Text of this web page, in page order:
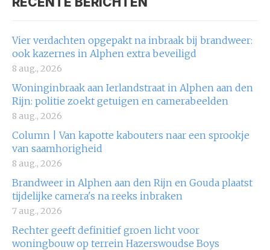
Vier verdachten opgepakt na inbraak bij brandweer:
ook kazernes in Alphen extra beveiligd
8 aug., 2026
Woninginbraak aan Ierlandstraat in Alphen aan den
Rijn: politie zoekt getuigen en camerabeelden
8 aug., 2026
Column | Van kapotte kabouters naar een sprookje
van saamhorigheid
8 aug., 2026
Brandweer in Alphen aan den Rijn en Gouda plaatst
tijdelijke camera's na reeks inbraken
7 aug., 2026
Rechter geeft definitief groen licht voor
woningbouw op terrein Hazerswoudse Boys